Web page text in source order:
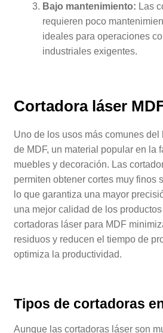
Bajo mantenimiento: Las
requieren poco
ideales para operaciones
industriales exigentes.
Cortadora láser
Uno de los usos más comunes del
de MDF, un material popular en la
muebles y decoración. Las
permiten obtener cortes muy finos
lo que garantiza una mayor
una mejor calidad de los
cortadoras láser para MDF
residuos y reducen el tiempo de
optimiza la productividad.
Tipos de cortadoras
Aunque las cortadoras láser son